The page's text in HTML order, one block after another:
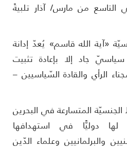
من مارس/ آذار تلبيةً
الله قاسم» يُعدّ إدانة
جاد إلا بإعادة تثبيت
والقادة السّياسيين –
المتسارعة في البحرين
في استهدافها
وعلماء الدّين